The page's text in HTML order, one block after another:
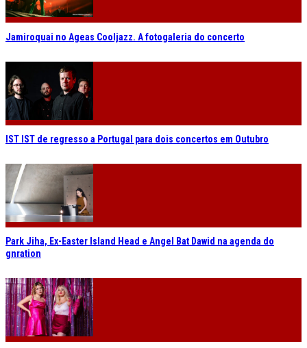
Jamiroquai no Ageas Cooljazz. A fotogaleria do concerto
IST IST de regresso a Portugal para dois concertos em Outubro
Park Jiha, Ex-Easter Island Head e Angel Bat Dawid na agenda do
gnration